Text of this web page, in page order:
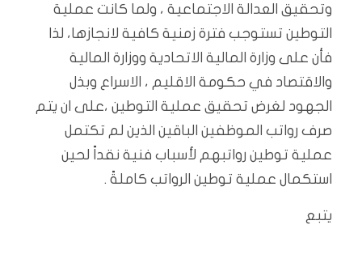
وتحقيق العدالة الاجتماعية ، ولما كانت عملية
التوطين تستوجب فترة زمنية كافية لانجازها، لذا
فأن على وزارة المالية الاتحادية ووزارة المالية
والاقتصاد في حكومة الاقليم ، الاسراع وبذل
الجهود لغرض تحقيق عملية التوطين ،على ان يتم
صرف رواتب الموظفين الباقين الذين لم تكتمل
عملية توطين رواتبهم لأسباب فنية نقداً لحين
استكمال عملية توطين الرواتب كاملةً .
يتبع